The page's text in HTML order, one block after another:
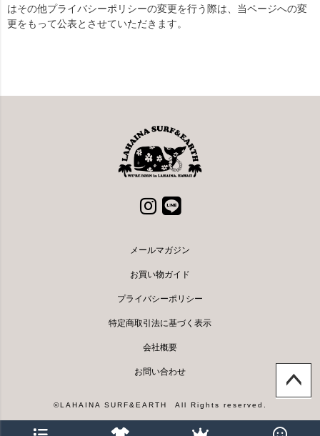
はその他プライバシーポリシーの変更を行う際は、当ページへの変
更をもって公表とさせていただきます。
メールマガジン
お買い物ガイド
プライバシーポリシー
特定商取引法に基づく表示
会社概要
お問い合わせ
©LAHAINA SURF&EARTH All Rights reserved.